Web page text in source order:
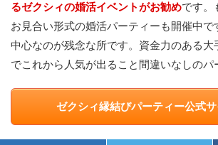
るゼクシィの婚活イベントがお勧めです。
お見合い形式の婚活パーティーも開催中で
中心なのが残念な所です。資金力のある大
でこれから人気が出ること間違いなしのパ
ゼクシィ縁結びパーティー公式